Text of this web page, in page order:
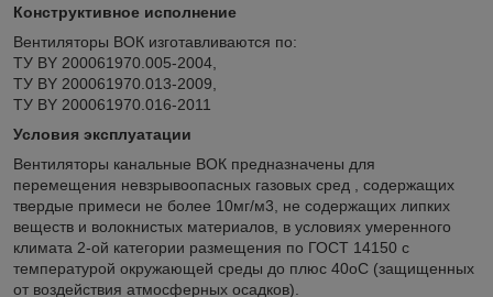
Конструктивное исполнение
Вентиляторы ВОК изготавливаются по:
ТУ BY 200061970.005-2004,
TУ BY 200061970.013-2009,
ТУ BY 200061970.016-2011
Условия эксплуатации
Вентиляторы канальные ВОК предназначены для
перемещения невзрывоопасных газовых сред , содержащих
твердые примеси не более 10мг/м3, не содержащих липких
веществ и волокнистых материалов, в условиях умеренного
климата 2-ой категории размещения по ГОСТ 14150 с
температурой окружающей среды до плюс 40оС (защищенных
от воздействия атмосферных осадков).